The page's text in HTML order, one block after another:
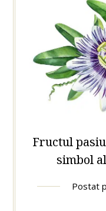
Fructul
simbol
Postat